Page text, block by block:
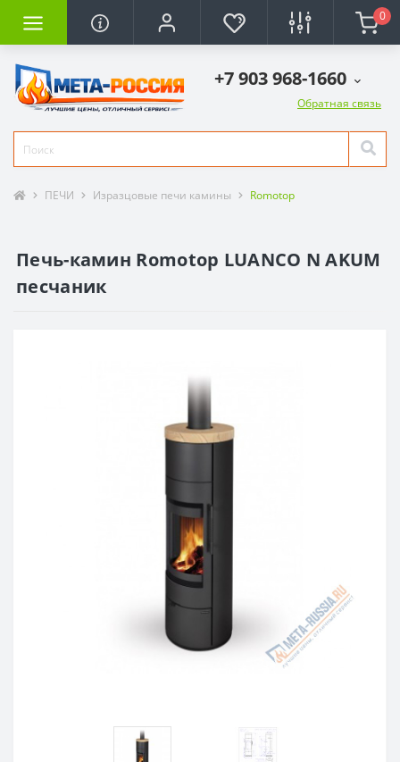
0
+7 903 968-1660
Обратная связь
ПЕЧИ Изразцовые печи камины Romotop
Печь-камин Romotop LUANCO N AKUM
песчаник